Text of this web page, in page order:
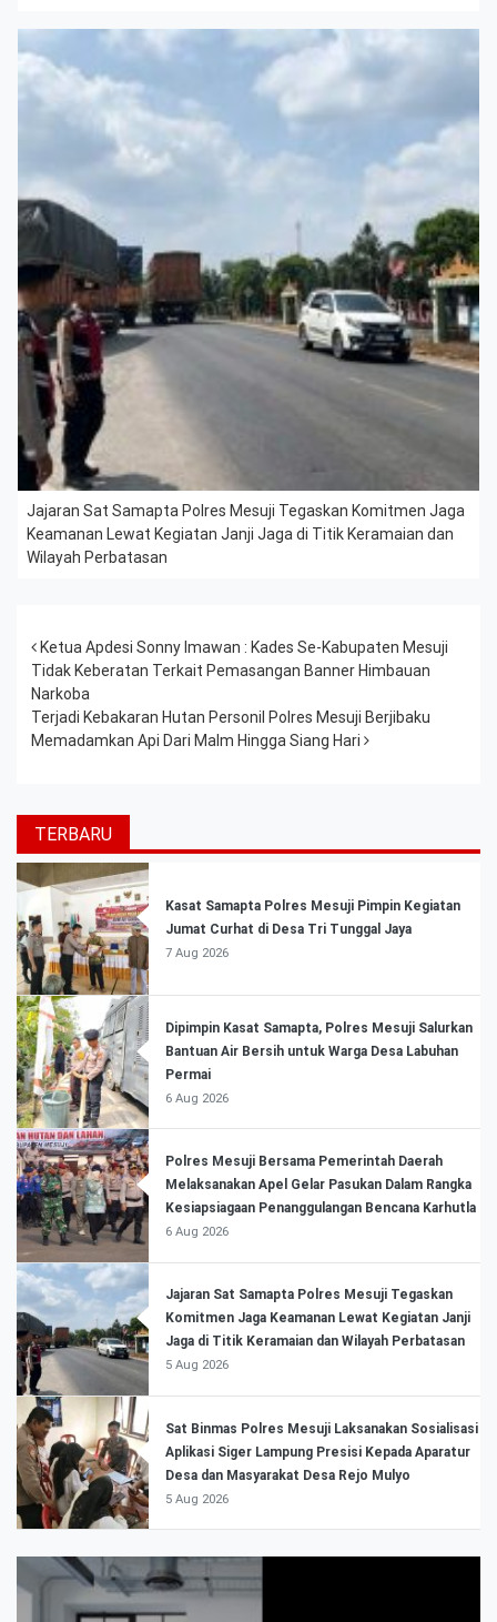
Jajaran Sat Samapta Polres Mesuji Tegaskan Komitmen Jaga
Keamanan Lewat Kegiatan Janji Jaga di Titik Keramaian dan
Wilayah Perbatasan
Post navigation
Ketua Apdesi Sonny Imawan : Kades Se-Kabupaten Mesuji
Tidak Keberatan Terkait Pemasangan Banner Himbauan
Narkoba
Terjadi Kebakaran Hutan Personil Polres Mesuji Berjibaku
Memadamkan Api Dari Malm Hingga Siang Hari
TERBARU
Kasat Samapta Polres Mesuji Pimpin Kegiatan
Jumat Curhat di Desa Tri Tunggal Jaya
7 Aug 2026
Dipimpin Kasat Samapta, Polres Mesuji Salurkan
Bantuan Air Bersih untuk Warga Desa Labuhan
Permai
6 Aug 2026
Polres Mesuji Bersama Pemerintah Daerah
Melaksanakan Apel Gelar Pasukan Dalam Rangka
Kesiapsiagaan Penanggulangan Bencana Karhutla
6 Aug 2026
Jajaran Sat Samapta Polres Mesuji Tegaskan
Komitmen Jaga Keamanan Lewat Kegiatan Janji
Jaga di Titik Keramaian dan Wilayah Perbatasan
5 Aug 2026
Sat Binmas Polres Mesuji Laksanakan Sosialisasi
Aplikasi Siger Lampung Presisi Kepada Aparatur
Desa dan Masyarakat Desa Rejo Mulyo
5 Aug 2026